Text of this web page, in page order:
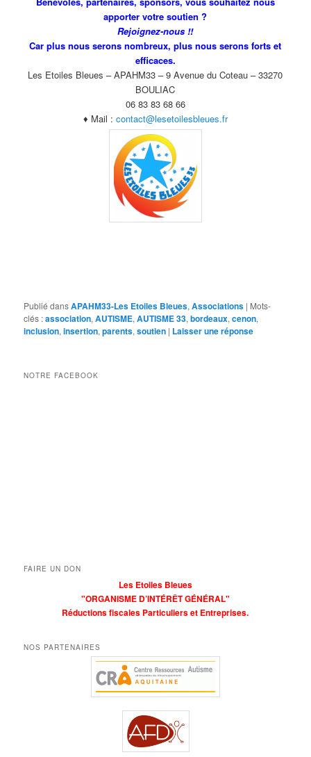
apporter votre soutien ?
Rejoignez-nous !!
Car plus nous serons nombreux, plus nous serons forts et
efficaces.
Les Etoiles Bleues – APAHM33 – 9 Avenue du Coteau – 33270
BOULIAC
06 83 83 68 66
♦ Mail : contact@lesetoilesbleues.fr
Publié dansAPAHM33-Les Etoiles Bleues,Associations | Mots-
clés :association,AUTISME,AUTISME 33,bordeaux,cenon,
inclusion,insertion,parents,soutien | Laisser une réponse
NOTRE FACEBOOK
FAIRE UN DON
Les Etoiles Bleues
"ORGANISME D’INTÉRÊT GÉNÉRAL"
Réductions fiscales Particuliers et Entreprises.
NOS PARTENAIRES